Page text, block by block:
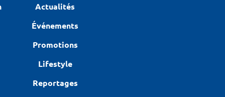
Actualités
Événements
Promotions
Lifestyle
Reportages